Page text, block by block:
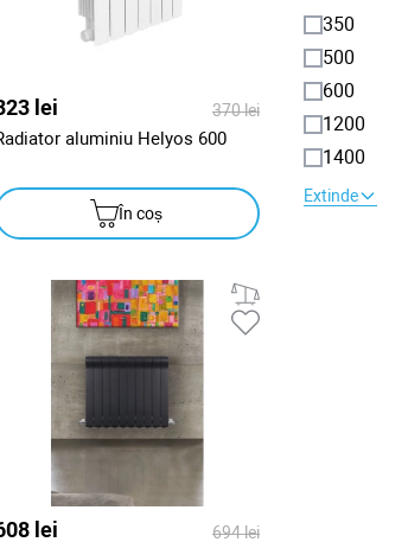
lei 370 lei
aluminiu Helyos 600
În coș
lei 694 lei
350
500
600
1200
1400
Extinde